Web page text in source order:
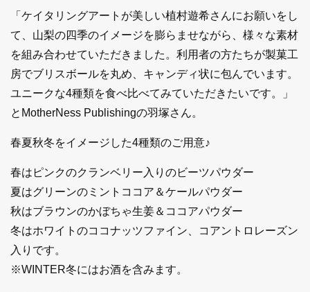
「ケイタリングアートが美しい植村遊希さんにお願いをし
て、山梨の四季のイメージを膨らませながら、様々な素材
を組み合わせていただきました。利用者の方たちが製菓工
房でブリスボールを丸め、キャンディ状に包んでいます。
ユニークな4種類を食べ比べてみていただきたいです。」
とMotherNess Publishingの羽塚さん。
春夏秋冬をイメージした4種類のご用意♪
春はピンクのクランベリー入りのビーツパウダー
夏はグリーンのミントココア＆ケールパウダー
秋はブラウンのかぼちゃ生姜＆ココアパウダー
冬はホワイトのココナッツファイン、コアントロレーズン
入りです。
※WINTER冬にはお酒を含みます。